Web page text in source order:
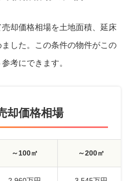
却価格相場を土地面積、延床
した。 この条件の物件がこの
考にできます。
却価格相場
～100㎡ ～200㎡